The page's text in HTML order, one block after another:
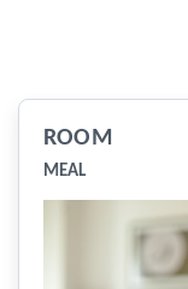
ROOM
MEAL